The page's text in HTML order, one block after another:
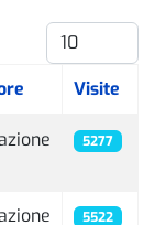
Visualizza #
Visite
5277
5522